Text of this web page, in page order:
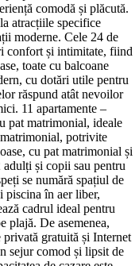
comodă și plăcută.
atracțiile specifice
moderne. Cele 24 de
confort și intimitate, fiind
toate cu balcoane
cu dotări utile pentru
răspund atât nevoilor
11 apartamente –
pat matrimonial, ideale
potrivite
cu pat matrimonial și
adulți și copii sau pentru
se numără spațiul de
piscina în aer liber,
cadrul ideal pentru
plajă. De asemenea,
gratuită și Internet
sejur comod și lipsit de